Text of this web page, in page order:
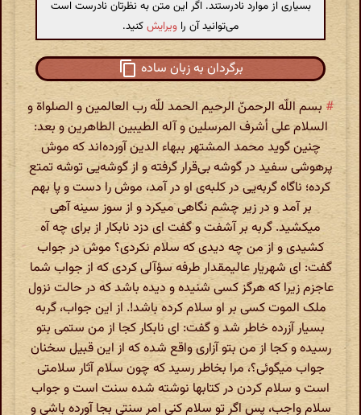
بسیاری از موارد نادرستند. اگر این متن به نظرتان نادرست است
می‌توانید آن را ویرایشکنید.
برگردان به زبان ساده
# بسم اللّه الرحمنّ الرحیم الحمد للّه رب العالمین و الصلواة و
السلام على أشرف المرسلین و آله الطیبین الطاهرین و بعد:
چنین گوید محمد المشتهر ببهاء الدین آورده‌اند که موش
پرهوشى سفید در گوشه بى‌قرار گرفته و از گوشه‌یى توشه تمتع
کرده؛ ناگاه گربه‌یى در کلبه‌ى او در آمد، موش را دست و پا بهم
بر آمد و در زیر چشم نگاهى میکرد و از سوز سینه آهى
میکشید. گربه بر آشفت و گفت اى دزد نابکار از براى چه آه
کشیدى و از من چه دیدى که سلام نکردى؟ موش در جواب
گفت: اى شهریار عالیمقدار طرفه سؤآلى کردى که از جواب شما
عاجزم زیرا که هرگز کسى شنیده و دیده باشد که در حالت نزول
ملک الموت کسى بر او سلام کرده باشد!. از این جواب، گربه
بسیار آزرده خاطر شد و گفت: اى نابکار کجا از من ستمى بتو
رسیده و کجا از من بتو آزارى واقع شده که‌ از این قبیل سخنان
جواب میگوئى؟، مرا بخاطر رسید که چون سلام آثار سلامتى
است و سلام کردن در کتابها نوشته شده سنت است و جواب
سلام واجب، پس اگر تو سلام کنى امر سنتى بجا آورده باشى و